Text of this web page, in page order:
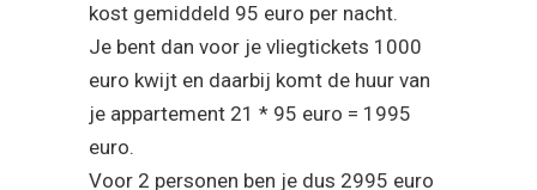
kost gemiddeld 95 euro per nacht.
Je bent dan voor je vliegtickets 1000
euro kwijt en daarbij komt de huur van
je appartement 21 * 95 euro = 1995
euro.
Voor 2 personen ben je dus 2995 euro